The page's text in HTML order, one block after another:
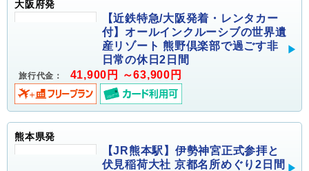
大阪府発
【近鉄特急/大阪発着・レンタカー
付】オールインクルーシブの世界遺
産リゾート 熊野倶楽部で過ごす非
日常の休日2日間
旅行代金： 41,900円 ～63,900円
熊本県発
【JR熊本駅】伊勢神宮正式参拝と
伏見稲荷大社 京都名所めぐり2日間